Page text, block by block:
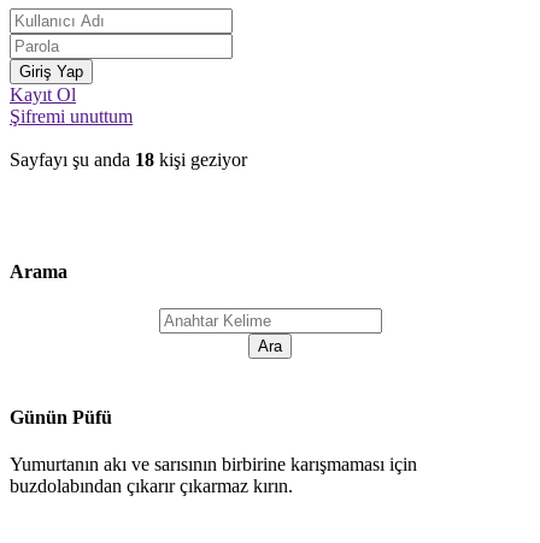
Kayıt Ol
Şifremi unuttum
Sayfayı şu anda 18 kişi geziyor
Arama
Günün Püfü
Yumurtanın akı ve sarısının birbirine karışmaması için
buzdolabından çıkarır çıkarmaz kırın.